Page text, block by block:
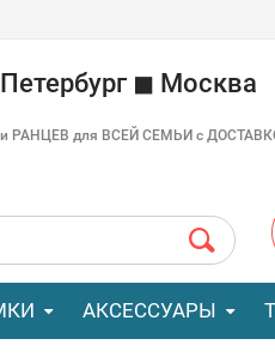
◼ Москва
РАНЦЕВ для ВСЕЙ СЕМЬИ с
АКСЕССУАРЫ